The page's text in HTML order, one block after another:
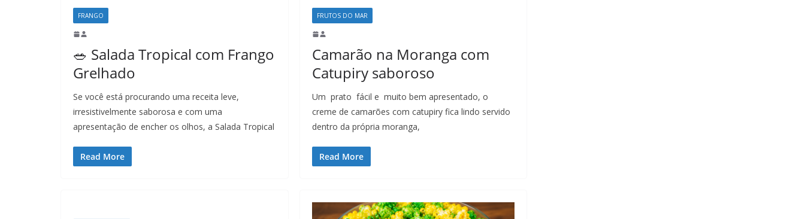
FRANGO
🥗 Salada Tropical com Frango
Grelhado
Se você está procurando uma receita leve,
irresistivelmente saborosa e com uma
apresentação de encher os olhos, a Salada Tropical
Read More
FRUTOS DO MAR
Camarão na Moranga com
Catupiry saboroso
Um prato fácil e muito bem apresentado, o
creme de camarões com catupiry fica lindo servido
dentro da própria moranga,
Read More